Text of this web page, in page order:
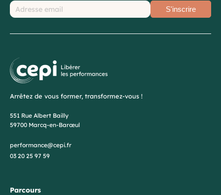
S'inscrire
Arrêtez de vous former, transformez-vous !
551 Rue Albert Bailly
59700 Marcq-en-Barœul
performance@cepi.fr
03 20 25 97 59
Parcours